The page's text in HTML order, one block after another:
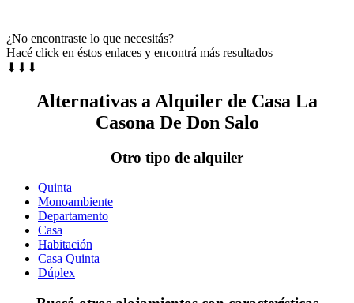
¿No encontraste lo que necesitás?
Hacé click en éstos enlaces y encontrá más resultados
⬇⬇⬇
Alternativas a Alquiler de Casa La
Casona De Don Salo
Otro tipo de alquiler
Quinta
Monoambiente
Departamento
Casa
Habitación
Casa Quinta
Dúplex